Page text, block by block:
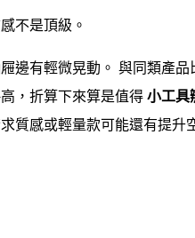
不是頂級。
邊有輕微晃動。 與同類產
，折算下來算是值得 小工具
質感或輕量款可能還有提升